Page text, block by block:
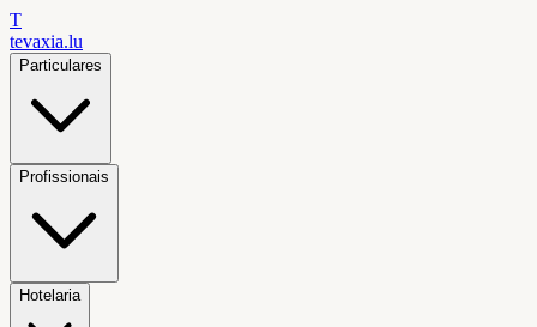
T
tevaxia.lu
Particulares
Profissionais
Hotelaria